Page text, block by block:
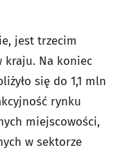
jest trzecim
kraju. Na koniec
się do 1,1 mln
rynku
miejscowości,
w sektorze